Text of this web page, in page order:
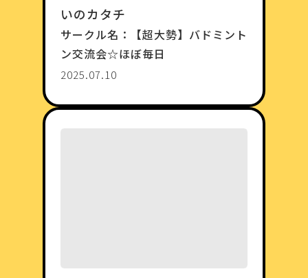
いのカタチ
サークル名：
【超大勢】バドミント
ン交流会☆ほぼ毎日
2025.07.10